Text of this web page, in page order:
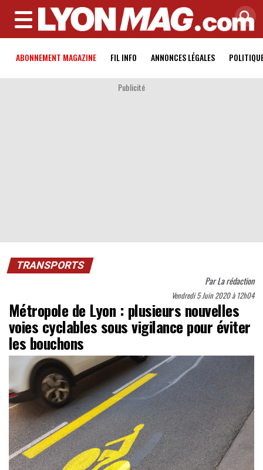
MENU
ABONNEMENT MAGAZINE FIL INFO ANNONCES LÉGALES
Publicité
TRANSPORTS
ParLa rédaction
Vendredi 5 Juin 2020 à 12h04
Métropole de Lyon : plusieurs nouvelles
voies cyclables sous vigilance pour éviter
les bouchons